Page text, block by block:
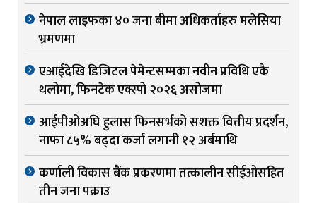
नेपाल लाइफका ४० जना बीमा अधिकर्ताहरु मलेसिया
भ्रमणमा
एआईदेखि डिजिटल पेमेन्टसम्मका नवीन प्रविधि एकै
थलोमा, फिनटेक एक्स्पो २०२६ असोजमा
आईपीओअघि हुलास फिनसर्भको सशक्त वित्तीय प्रदर्शन,
नाफा ८५% बढ्दा कर्जा लगानी १२ अर्बमाथि
कर्णाली विकास बैंक प्रकरणमा तत्कालीन सीईओसहित
तीन जना पक्राउ